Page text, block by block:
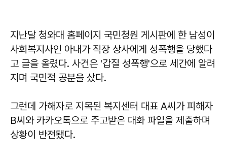
지난달 청와대 홈페이지 국민청원 게시판에 한 남성이
사회복지사인 아내가 직장 상사에게 성폭행을 당했다
고 글을 올렸다. 사건은 '갑질 성폭행'으로 세간에 알려
지며 국민적 공분을 샀다.
그런데 가해자로 지목된 복지센터 대표 A씨가 피해자
B씨와 카카오톡으로 주고받은 대화 파일을 제출하며
상황이 반전됐다.